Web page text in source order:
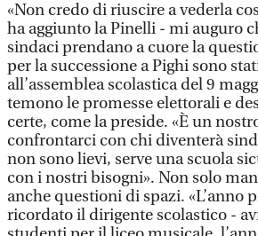
«Non credo di riuscire a vederla
ha aggiunto la Pinelli - mi auguro
sindaci prendano a cuore la
per la successione a Pighi sono
all’assemblea scolastica del 9
temono le promesse elettorali e
certe, come la preside. «È un
confrontarci con chi diventerà
non sono lievi, serve una scuola
con i nostri bisogni». Non solo
anche questioni di spazi. «L’anno
ricordato il dirigente scolastico -